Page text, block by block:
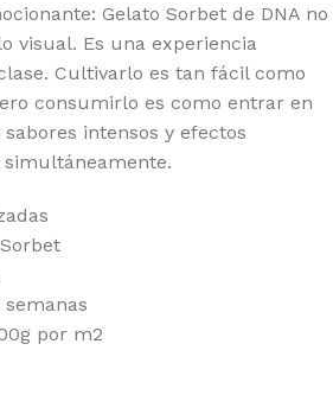
Gelato Sorbet de DNA no
visual. Es una experiencia
Cultivarlo es tan fácil como
consumirlo es como entrar en
intensos y efectos
por m2